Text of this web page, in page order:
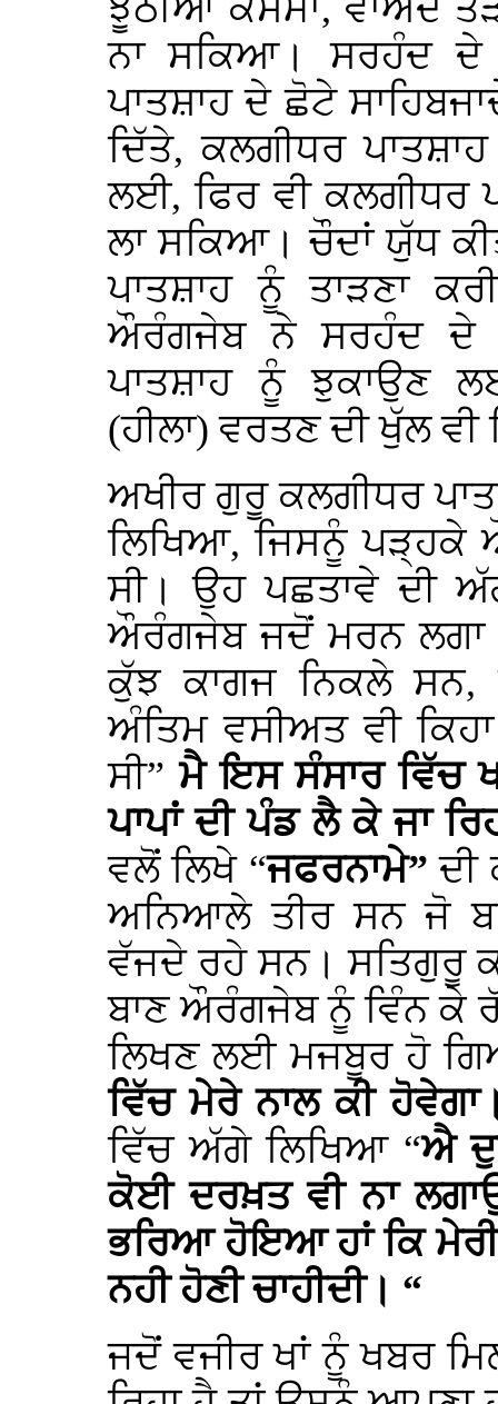
ਝੂਠੀਆਂ ਕਸਮਾਂ, ਵਾਅਦੇ
ਨਾ ਸਕਿਆ। ਸਰਹੰਦ ਦੇ
ਪਾਤਸ਼ਾਹ ਦੇ ਛੋਟੇ
ਦਿੱਤੇ, ਕਲਗੀਧਰ
ਲਈ, ਫਿਰ ਵੀ ਕਲਗੀਧਰ
ਲਾ ਸਕਿਆ। ਚੌਦਾਂ ਯੁੱਧ
ਪਾਤਸ਼ਾਹ ਨੂੰ ਤਾੜਣਾ
ਔਰੰਗਜੇਬ ਨੇ ਸਰਹੰਦ ਦੇ
ਪਾਤਸ਼ਾਹ ਨੂੰ ਝੁਕਾਉਣ
(ਹੀਲਾ) ਵਰਤਣ ਦੀ ਖੁੱਲ ਵੀ
ਅਖੀਰ ਗੁਰੂ ਕਲਗੀਧਰ
ਲਿਖਿਆ, ਜਿਸਨੂੰ ਪੜ੍ਹਕੇ
ਸੀ। ਉਹ ਪਛਤਾਵੇ ਦੀ
ਔਰੰਗਜੇਬ ਜਦੋਂ ਮਰਨ ਲਗਾ
ਕੁੱਝ ਕਾਗਜ ਨਿਕਲੇ ਸਨ,
ਅੰਤਿਮ ਵਸੀਅਤ ਵੀ
ਸੀ”ਮੈ ਇਸ ਸੰਸਾਰ ਵਿੱਚ
ਪਾਪਾਂ ਦੀ ਪੰਡ ਲੈ ਕੇ ਜਾ
ਵਲੋਂ ਲਿਖੇ “ਜਫਰਨਾਮੇ”ਦੀ
ਅਨਿਆਲੇ ਤੀਰ ਸਨ ਜੋ
ਵੱਜਦੇ ਰਹੇ ਸਨ। ਸਤਿਗੁਰੂ
ਬਾਣ ਔਰੰਗਜੇਬ ਨੂੰ ਵਿੰਨ
ਲਿਖਣ ਲਈ ਮਜਬੂਰ ਹੋ
ਵਿੱਚ ਮੇਰੇ ਨਾਲ ਕੀ
ਵਿੱਚ ਅੱਗੇ ਲਿਖਿਆ “ਐ
ਕੋਈ ਦਰਖ਼ਤ ਵੀ ਨਾ
ਭਰਿਆ ਹੋਇਆ ਹਾਂ ਕਿ
ਨਹੀ ਹੋਣੀ ਚਾਹੀਦੀ। “
ਜਦੋਂ ਵਜੀਰ ਖਾਂ ਨੂੰ ਖਬਰ